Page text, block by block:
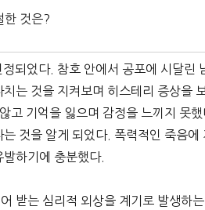
한 것은?
되었다. 참호 안에서 공포에 시달린
는 것을 지켜보며 히스테리 증상을
고 기억을 잃으며 감정을 느끼지 못
것을 알게 되었다. 폭력적인 죽음
하기에 충분했다.
받는 심리적 외상을 계기로 발생하는